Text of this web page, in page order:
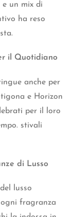
un mix di
ha reso
il Quotidiano
anche per
e Horizon
per il loro
stivali
di Lusso
lusso
ogni fragranza